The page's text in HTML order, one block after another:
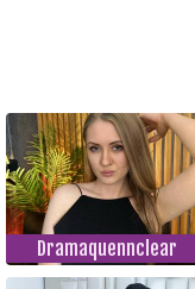
Dramaquennclear